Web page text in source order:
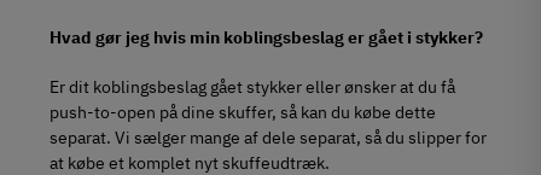
Hvad gør jeg hvis min koblingsbeslag er gået i stykker?
Er dit koblingsbeslag gået stykker eller ønsker at du få
push-to-open på dine skuffer, så kan du købe dette
separat. Vi sælger mange af dele separat, så du slipper for
at købe et komplet nyt skuffeudtræk.